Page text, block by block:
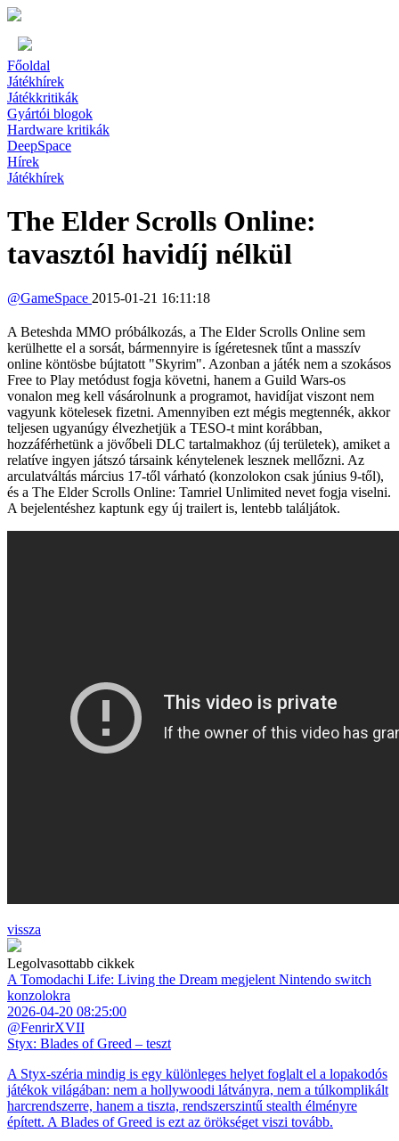
Főoldal
Játékhírek
Játékkritikák
Gyártói blogok
Hardware kritikák
DeepSpace
Hírek
Játékhírek
The Elder Scrolls Online:
tavasztól havidíj nélkül
@GameSpace 2015-01-21 16:11:18
A Beteshda MMO próbálkozás, a The Elder Scrolls Online sem
kerülhette el a sorsát, bármennyire is ígéretesnek tűnt a masszív
online köntösbe bújtatott "Skyrim". Azonban a játék nem a szokásos
Free to Play metódust fogja követni, hanem a Guild Wars-os
vonalon meg kell vásárolnunk a programot, havidíjat viszont nem
vagyunk kötelesek fizetni. Amennyiben ezt mégis megtennék, akkor
teljesen ugyanúgy élvezhetjük a TESO-t mint korábban,
hozzáférhetünk a jövőbeli DLC tartalmakhoz (új területek), amiket a
relatíve ingyen játszó társaink kénytelenek lesznek mellőzni. Az
arculatváltás március 17-től várható (konzolokon csak június 9-től),
és a The Elder Scrolls Online: Tamriel Unlimited nevet fogja viselni.
A bejelentéshez kaptunk egy új trailert is, lentebb találjátok.
vissza
Legolvasottabb cikkek
A Tomodachi Life: Living the Dream megjelent Nintendo switch
konzolokra
2026-04-20 08:25:00
@FenrirXVII
Styx: Blades of Greed – teszt
A Styx-széria mindig is egy különleges helyet foglalt el a lopakodós
játékok világában: nem a hollywoodi látványra, nem a túlkomplikált
harcrendszerre, hanem a tiszta, rendszerszintű stealth élményre
épített. A Blades of Greed is ezt az örökséget viszi tovább.